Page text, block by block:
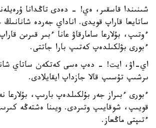
شىنىندا قاسقىر، ەي! - دەدى تاڭدانا
ساتايعا قاراپ قويدى. اناداي جەردە
ءوتىپ، بۇلارعا سامارقاۋ عانا ءبىر قىرىن
ءبورى بۋلكىلدەپ كەتىپ بارا جاتتى.
اي-اۋ، ايت! - دەپ ەسى كەتكەن ساتاي
ىرشىپ تۇسىپ قالا جازداپ ايقايلادى.
ءبورى ءبىراز جەر بۇلكىلدەپ بارىپ، بۇلارعا
قويىپ، شوقايىپ وتىردى. ويىنا ەشتەڭە
ءتىپتى ماڭعاز.